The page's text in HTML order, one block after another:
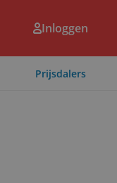
Inloggen
Prijsdalers